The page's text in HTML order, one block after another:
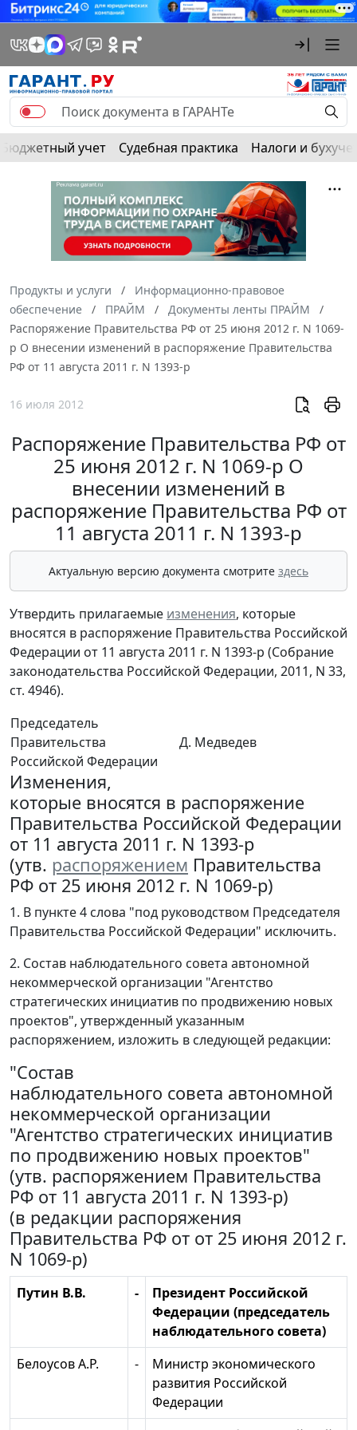
Бюджетный учет Судебная практика Налоги и
Продукты и услуги
Информационно-правовое
обеспечение
ПРАЙМ
Документы ленты ПРАЙМ
Распоряжение Правительства РФ от 25 июня 2012 г. N 1069-
р О внесении изменений в распоряжение Правительства
РФ от 11 августа 2011 г. N 1393-р
16 июля 2012
Распоряжение Правительства РФ от
25 июня 2012 г. N 1069-р О
внесении изменений в
распоряжение Правительства РФ от
11 августа 2011 г. N 1393-р
Актуальную версию документа смотрите здесь
Утвердить прилагаемые изменения, которые
вносятся в распоряжение Правительства Российской
Федерации от 11 августа 2011 г. N 1393-р (Собрание
законодательства Российской Федерации, 2011, N 33,
ст. 4946).
Председатель
Правительства
Российской Федерации
Д. Медведев
Изменения,
которые вносятся в распоряжение
Правительства Российской Федерации
от 11 августа 2011 г. N 1393-р
(утв. распоряжением Правительства
РФ от 25 июня 2012 г. N 1069-р)
1. В пункте 4 слова "под руководством Председателя
Правительства Российской Федерации" исключить.
2. Состав наблюдательного совета автономной
некоммерческой организации "Агентство
стратегических инициатив по продвижению новых
проектов", утвержденный указанным
распоряжением, изложить в следующей редакции:
"Состав
наблюдательного совета автономной
некоммерческой организации
"Агентство стратегических инициатив
по продвижению новых проектов"
(утв. распоряжением Правительства
РФ от 11 августа 2011 г. N 1393-р)
(в редакции распоряжения
Правительства РФ от от 25 июня 2012 г.
N 1069-р)
Путин В.В. -
Президент Российской
Федерации (председатель
наблюдательного совета)
Белоусов А.Р.
-
Министр экономического
развития Российской
Федерации